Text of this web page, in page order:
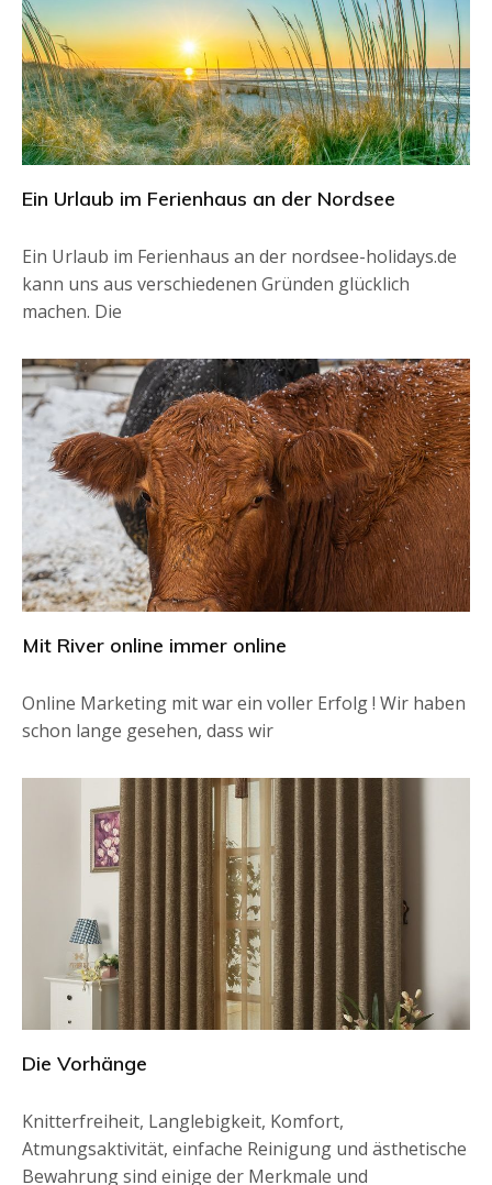
Ein Urlaub im Ferienhaus an der Nordsee
Ein Urlaub im Ferienhaus an der nordsee-holidays.de
kann uns aus verschiedenen Gründen glücklich
machen. Die
Mit River online immer online
Online Marketing mit war ein voller Erfolg ! Wir haben
schon lange gesehen, dass wir
Die Vorhänge
Knitterfreiheit, Langlebigkeit, Komfort,
Atmungsaktivität, einfache Reinigung und ästhetische
Bewahrung sind einige der Merkmale und